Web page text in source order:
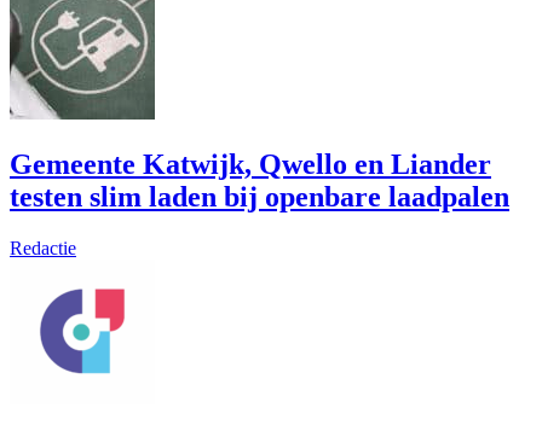
Gemeente Katwijk, Qwello en Liander
testen slim laden bij openbare laadpalen
Redactie